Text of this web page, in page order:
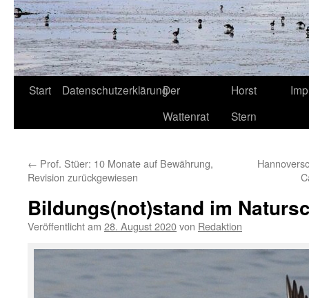
Start DatenschutzerklärungDer
Wattenrat
Horst
Stern
← Prof. Stüer: 10 Monate auf Bewährung,
Revision zurückgewiesen
Bildungs(not)stand im
Veröffentlicht am 28. August 2020von Redaktion